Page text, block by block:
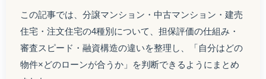
この記事では、分譲マンション・中古マンション・建売
住宅・注文住宅の4種別について、担保評価の仕組み・
審査スピード・融資構造の違いを整理し、「自分はどの
物件×どのローンが合うか」を判断できるようにまとめ